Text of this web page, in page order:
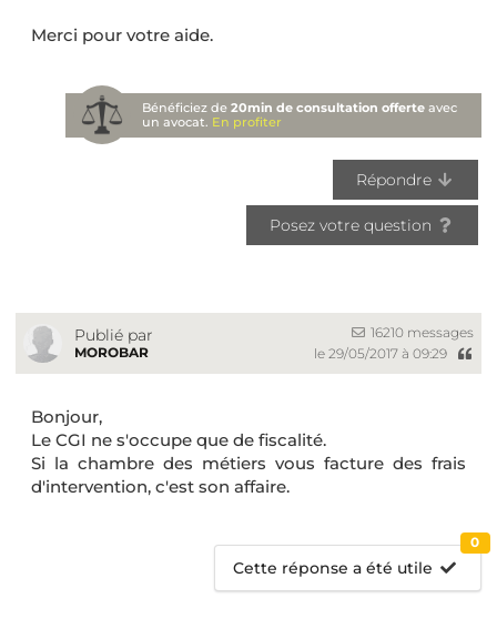
Merci pour votre aide.
Bénéficiez de20min de consultation offerte avec
un avocat. En profiter
Répondre
Posez votre question
Publié par
MOROBAR
16210 messages
le 29/05/2017 à 09:29
Bonjour,
Le CGI ne s'occupe que de fiscalité.
Si la chambre des métiers vous facture des frais
d'intervention, c'est son affaire.
Cette réponse a été utile
0